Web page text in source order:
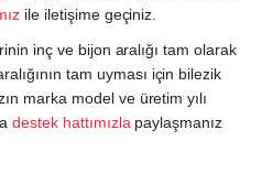
ile iletişime geçiniz.
inç ve bijon aralığı tam olarak
tam uyması için bilezik
marka model ve üretim yılı
destek hattımızlapaylaşmanız